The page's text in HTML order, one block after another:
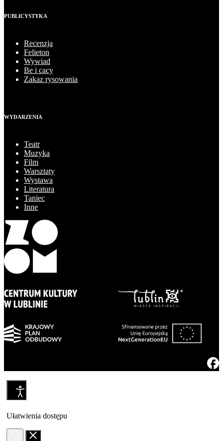
PUBLICYSTYKA
Recenzja
Felieton
Wywiad
Be i cacy
Zakaz rysowania
WYDARZENIA
Teatr
Muzyka
Film
Warsztaty
Wystawa
Literatura
Taniec
Inne
Ułatwienia dostępu